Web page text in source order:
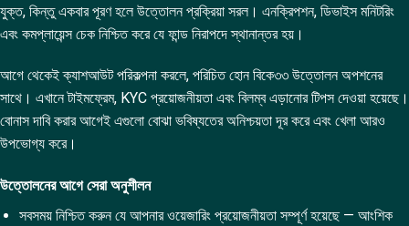
যুক্ত, কিন্তু একবার পূরণ হলে উত্তোলন প্রক্রিয়া সরল। এনক্রিপশন, ডিভাইস মনিটরিং
এবং কমপ্লায়েন্স চেক নিশ্চিত করে যে ফান্ড নিরাপদে স্থানান্তর হয়।
আগে থেকেই ক্যাশআউট পরিকল্পনা করলে, পরিচিত হোন বিকে৩৩ উত্তোলন অপশনের
সাথে। এখানে টাইমফ্রেম, KYC প্রয়োজনীয়তা এবং বিলম্ব এড়ানোর টিপস দেওয়া হয়েছে।
বোনাস দাবি করার আগেই এগুলো বোঝা ভবিষ্যতের অনিশ্চয়তা দূর করে এবং খেলা আরও
উপভোগ্য করে।
উত্তোলনের আগে সেরা অনুশীলন
সবসময় নিশ্চিত করুন যে আপনার ওয়েজারিং প্রয়োজনীয়তা সম্পূর্ণ হয়েছে — আংশিক